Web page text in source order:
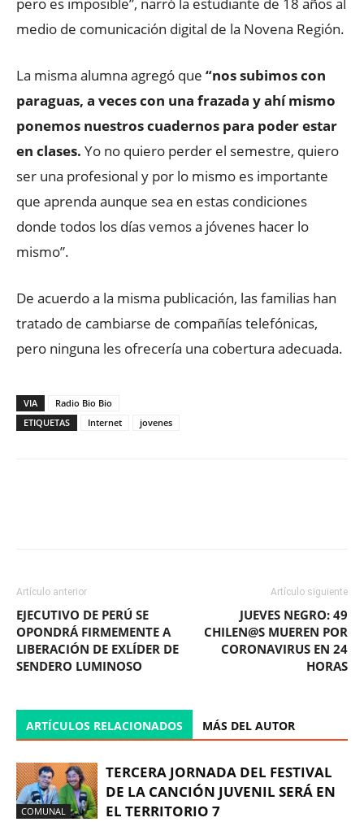
pero es imposible”, narró la estudiante de 18 años al
medio de comunicación digital de la Novena Región.
La misma alumna agregó que “nos subimos con
paraguas, a veces con una frazada y ahí mismo
ponemos nuestros cuadernos para poder estar
en clases. Yo no quiero perder el semestre, quiero
ser una profesional y por lo mismo es importante
que aprenda aunque sea en estas condiciones
donde todos los días vemos a jóvenes hacer lo
mismo”.
De acuerdo a la misma publicación, las familias han
tratado de cambiarse de compañías telefónicas,
pero ninguna les ofrecería una cobertura adecuada.
VIA
Radio Bio Bio
ETIQUETAS
Internet jovenes
Artículo anterior
EJECUTIVO DE PERÚ SE
OPONDRÁ FIRMEMENTE A
LIBERACIÓN DE EXLÍDER DE
SENDERO LUMINOSO
Artículo siguiente
JUEVES NEGRO: 49
CHILEN@S MUEREN POR
CORONAVIRUS EN 24
HORAS
ARTÍCULOS RELACIONADOS MÁS DEL AUTOR
COMUNAL
TERCERA JORNADA DEL FESTIVAL
DE LA CANCIÓN JUVENIL SERÁ EN
EL TERRITORIO 7